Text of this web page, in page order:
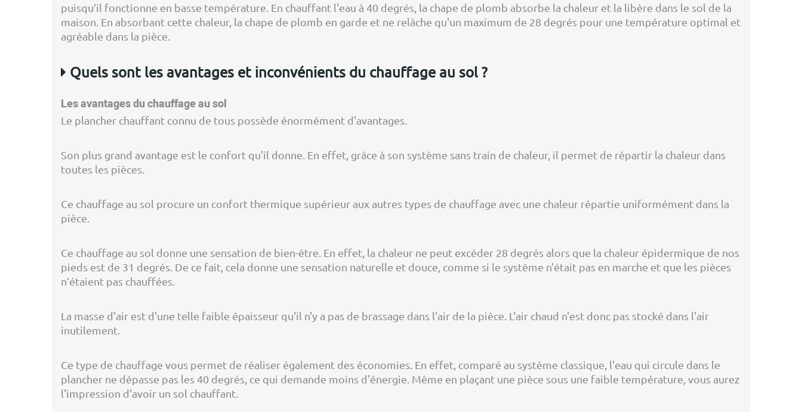
puisqu’il fonctionne en basse température. En chauffant l'eau à 40 degrés, la chape de plomb absorbe la chaleur et la libère dans le sol de la
maison. En absorbant cette chaleur, la chape de plomb en garde et ne relâche qu'un maximum de 28 degrés pour une température optimal et
agréable dans la pièce.
Quels sont les avantages et inconvénients du chauffage au sol ?
Les avantages du chauffage au sol
Le plancher chauffant connu de tous possède énormément d'avantages.
Son plus grand avantage est le confort qu'il donne. En effet, grâce à son système sans train de chaleur, il permet de répartir la chaleur dans
toutes les pièces.
Ce chauffage au sol procure un confort thermique supérieur aux autres types de chauffage avec une chaleur répartie uniformément dans la
pièce.
Ce chauffage au sol donne une sensation de bien-être. En effet, la chaleur ne peut excéder 28 degrés alors que la chaleur épidermique de nos
pieds est de 31 degrés. De ce fait, cela donne une sensation naturelle et douce, comme si le système n'était pas en marche et que les pièces
n’étaient pas chauffées.
La masse d'air est d'une telle faible épaisseur qu'il n'y a pas de brassage dans l'air de la pièce. L'air chaud n'est donc pas stocké dans l'air
inutilement.
Ce type de chauffage vous permet de réaliser également des économies. En effet, comparé au système classique, l'eau qui circule dans le
plancher ne dépasse pas les 40 degrés, ce qui demande moins d'énergie. Même en plaçant une pièce sous une faible température, vous aurez
l'impression d'avoir un sol chauffant.